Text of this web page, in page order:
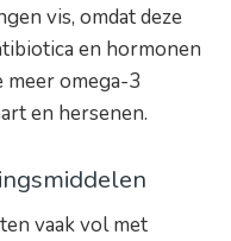
vis, omdat deze
en hormonen
meer omega-3
en hersenen.
vaak vol met